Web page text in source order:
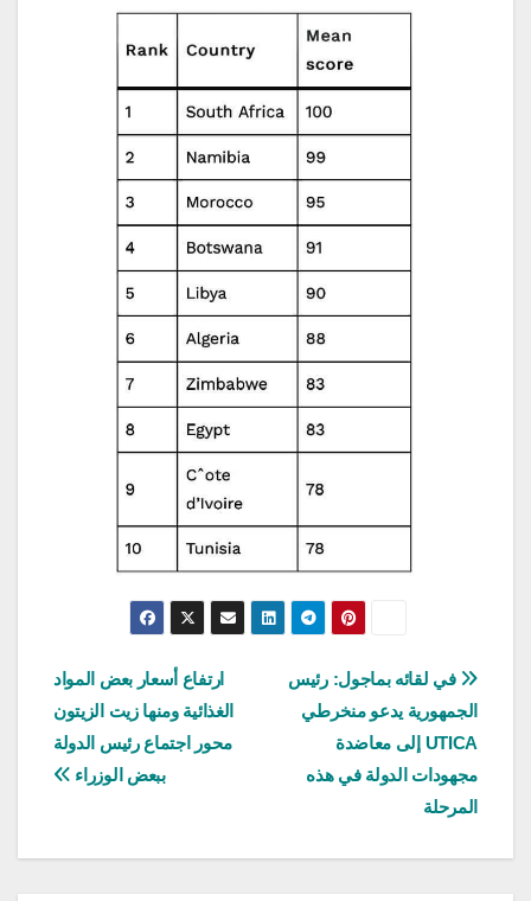
تصفّح
المقالات
ارتفاع أسعار بعض المواد
الغذائية ومنها زيت الزيتون
محور اجتماع رئيس الدولة
ببعض الوزراء
في لقائه بماجول: رئيس
الجمهورية يدعو منخرطي
UTICA إلى معاضدة
مجهودات الدولة في هذه
المرحلة